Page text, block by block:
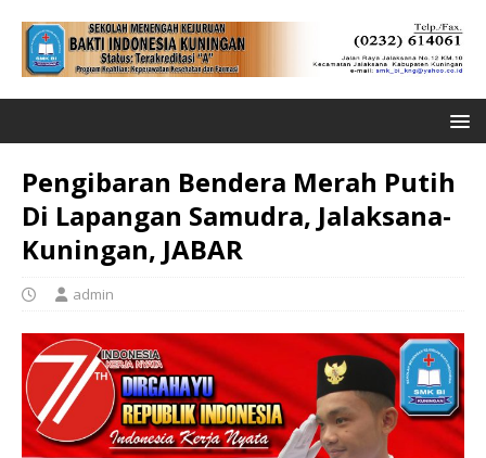
Pengibaran Bendera Merah Putih
Di Lapangan Samudra, Jalaksana-
Kuningan, JABAR
admin